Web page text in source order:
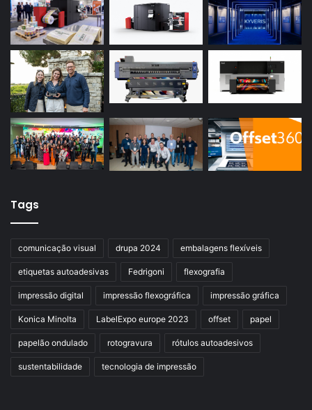
Tags
comunicação visual drupa 2024 embalagens flexíveis
etiquetas autoadesivas Fedrigoni flexografia
impressão digital impressão flexográfica impressão gráfica
Konica Minolta LabelExpo europe 2023 offset papel
papelão ondulado rotogravura rótulos autoadesivos
sustentabilidade tecnologia de impressão